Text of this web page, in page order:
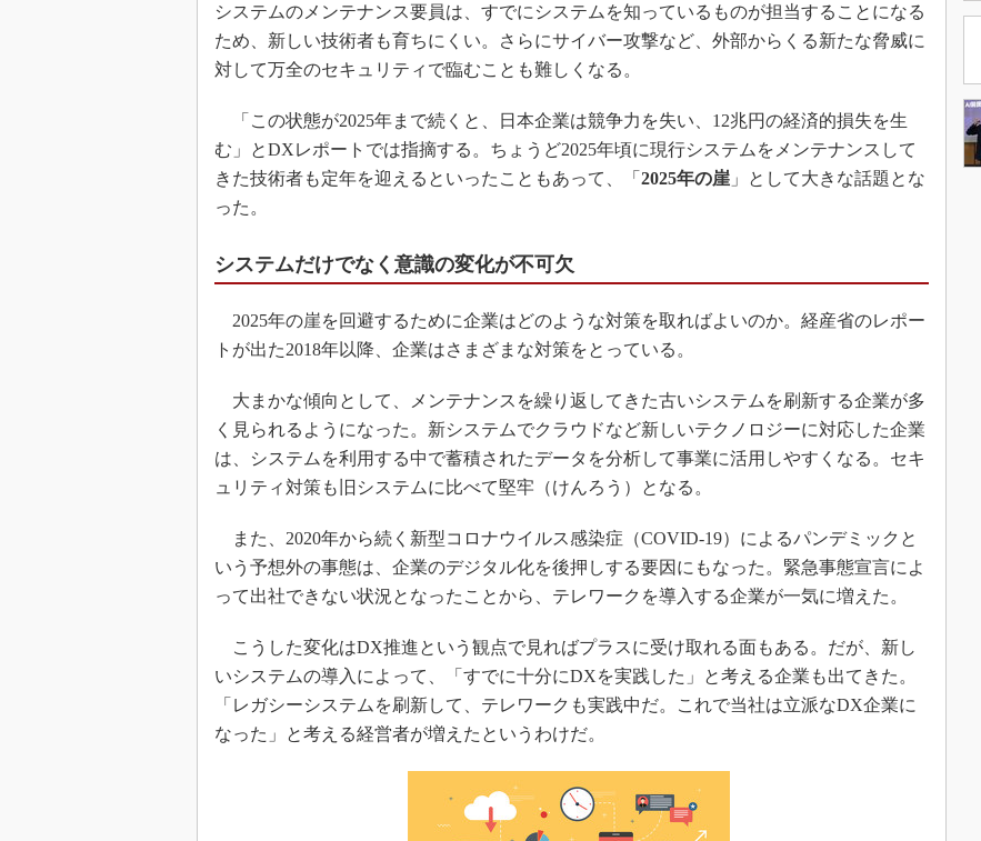
システムのメンテナンス要員は、すでにシステムを知っているものが担当することになる
ため、新しい技術者も育ちにくい。さらにサイバー攻撃など、外部からくる新たな脅威に
対して万全のセキュリティで臨むことも難しくなる。
「この状態が2025年まで続くと、日本企業は競争力を失い、12兆円の経済的損失を生
む」とDXレポートでは指摘する。ちょうど2025年頃に現行システムをメンテナンスして
きた技術者も定年を迎えるといったこともあって、「 2025年の崖 」として大きな話題とな
った。
システムだけでなく意識の変化が不可欠
2025年の崖を回避するために企業はどのような対策を取ればよいのか。経産省のレポー
トが出た2018年以降、企業はさまざまな対策をとっている。
大まかな傾向として、メンテナンスを繰り返してきた古いシステムを刷新する企業が多
く見られるようになった。新システムでクラウドなど新しいテクノロジーに対応した企業
は、システムを利用する中で蓄積されたデータを分析して事業に活用しやすくなる。セキ
ュリティ対策も旧システムに比べて堅牢（けんろう）となる。
また、2020年から続く新型コロナウイルス感染症（COVID-19）によるパンデミックと
いう予想外の事態は、企業のデジタル化を後押しする要因にもなった。緊急事態宣言によ
って出社できない状況となったことから、テレワークを導入する企業が一気に増えた。
こうした変化はDX推進という観点で見ればプラスに受け取れる面もある。だが、新し
いシステムの導入によって、「すでに十分にDXを実践した」と考える企業も出てきた。
「レガシーシステムを刷新して、テレワークも実践中だ。これで当社は立派なDX企業に
なった」と考える経営者が増えたというわけだ。